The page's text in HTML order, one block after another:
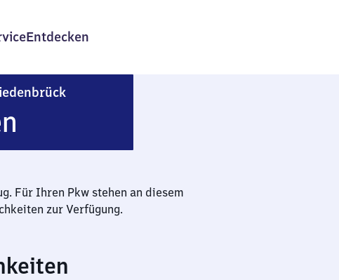
Entdecken
Für Ihren Pkw stehen an diesem
zur Verfügung.